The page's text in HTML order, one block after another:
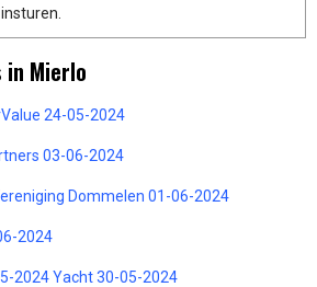
in Mierlo
24-05-2024
03-06-2024
Dommelen 01-06-2024
2024
2024 Yacht 30-05-2024